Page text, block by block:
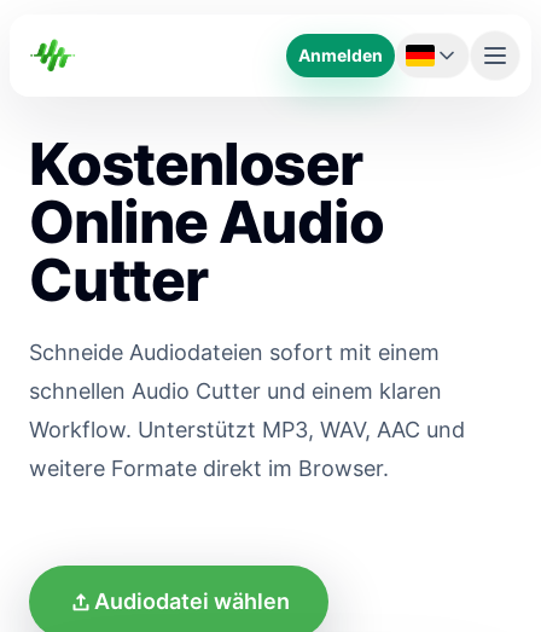
Anmelden
Kostenloser
Online Audio
Cutter
Schneide Audiodateien sofort mit einem
schnellen Audio Cutter und einem klaren
Workflow. Unterstützt MP3, WAV, AAC und
weitere Formate direkt im Browser.
Audiodatei wählen